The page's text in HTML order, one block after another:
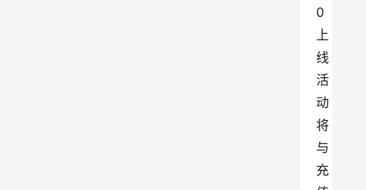
0
上
线
活
动
将
与
充